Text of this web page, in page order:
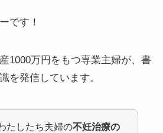
です！
1000万円をもつ専業主婦が、書
を発信しています。
たしたち夫婦の不妊治療の